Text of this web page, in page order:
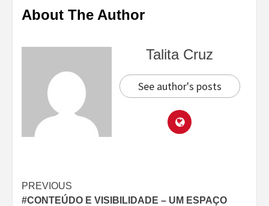
About The Author
Talita Cruz
See author's posts
Continue
PREVIOUS
#CONTEÚDO E VISIBILIDADE – UM ESPAÇO